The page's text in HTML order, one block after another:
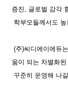
증진, 글로벌 감각
학부모들께서도
(주)씨디에이에듀
움이 되는 차별화
꾸준히 운영해 나